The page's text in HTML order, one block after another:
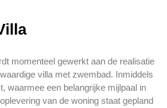
momenteel gewerkt aan de realisatie
villa met zwembad. Inmiddels
waarmee een belangrijke mijlpaal in
van de woning staat gepland